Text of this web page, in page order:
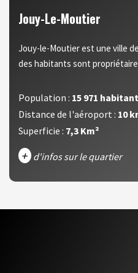
Jouy-Le-Moutier
Jouy-le-Moutier est une ville
des habitants sont
Population : 15 971
Distance de l'aéroport : 10
Superficie : 7,3 Km²
+ d'infos sur le quartier